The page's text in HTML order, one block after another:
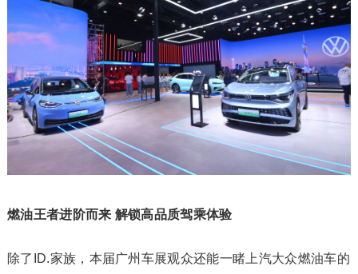
燃油王者进阶而来 解锁高品质驾乘体验
除了ID.家族，本届广州车展观众还能一睹上汽大众燃油车的